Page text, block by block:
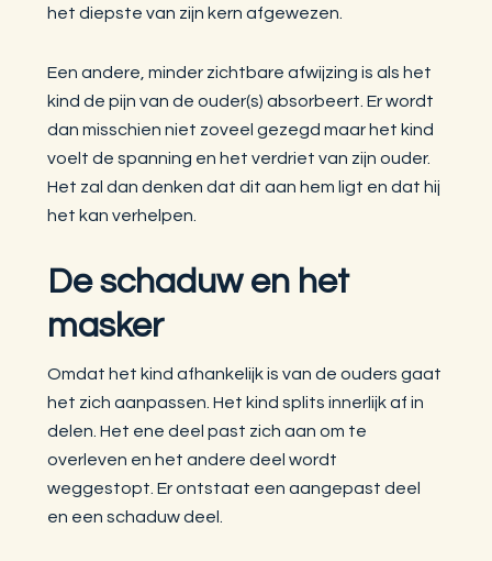
het diepste van zijn kern afgewezen.
Een andere, minder zichtbare afwijzing is als het
kind de pijn van de ouder(s) absorbeert. Er wordt
dan misschien niet zoveel gezegd maar het kind
voelt de spanning en het verdriet van zijn ouder.
Het zal dan denken dat dit aan hem ligt en dat hij
het kan verhelpen.
De schaduw en het
masker
Omdat het kind afhankelijk is van de ouders gaat
het zich aanpassen. Het kind splits innerlijk af in
delen. Het ene deel past zich aan om te
overleven en het andere deel wordt
weggestopt. Er ontstaat een aangepast deel
en een schaduw deel.